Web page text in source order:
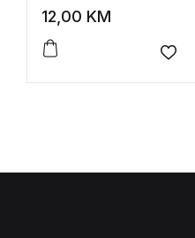
12,00 KM